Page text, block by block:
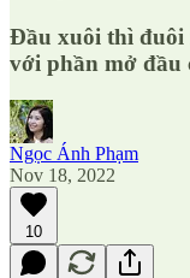
Đầu xuôi thì đuôi
với phần mở đầu
Ngọc Ánh Phạm
Nov 18, 2022
10